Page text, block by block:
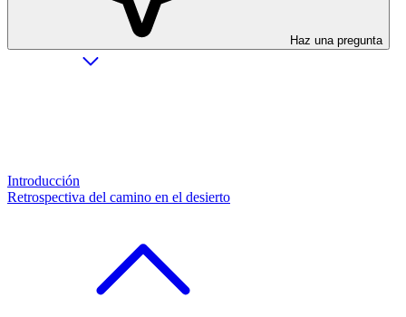
Haz una pregunta
Introducción
Retrospectiva del camino en el desierto